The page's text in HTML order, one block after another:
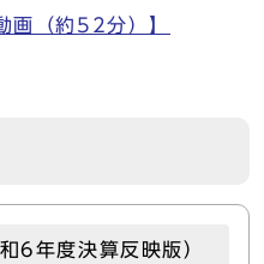
画（約52分）】
6年度決算反映版）